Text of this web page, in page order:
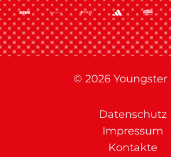
© 2026 Youngster
Datenschutz
Impressum
Kontakte